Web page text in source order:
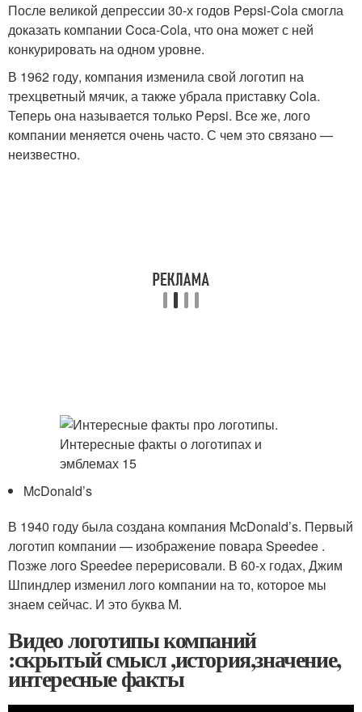
После великой депрессии 30-х годов Pepsi-Cola смогла
доказать компании Coca-Cola, что она может с ней
конкурировать на одном уровне.
В 1962 году, компания изменила свой логотип на
трехцветный мячик, а также убрала приставку Cola.
Теперь она называется только Pepsi. Все же, лого
компании меняется очень часто. С чем это связано —
неизвестно.
McDonald’s
В 1940 году была создана компания McDonald’s. Первый
логотип компании — изображение повара Speedee .
Позже лого Speedee перерисовали. В 60-х годах, Джим
Шпиндлер изменил лого компании на то, которое мы
знаем сейчас. И это буква M.
Видео логотипы компаний
:скрытый смысл ,история,значение,
интересные факты